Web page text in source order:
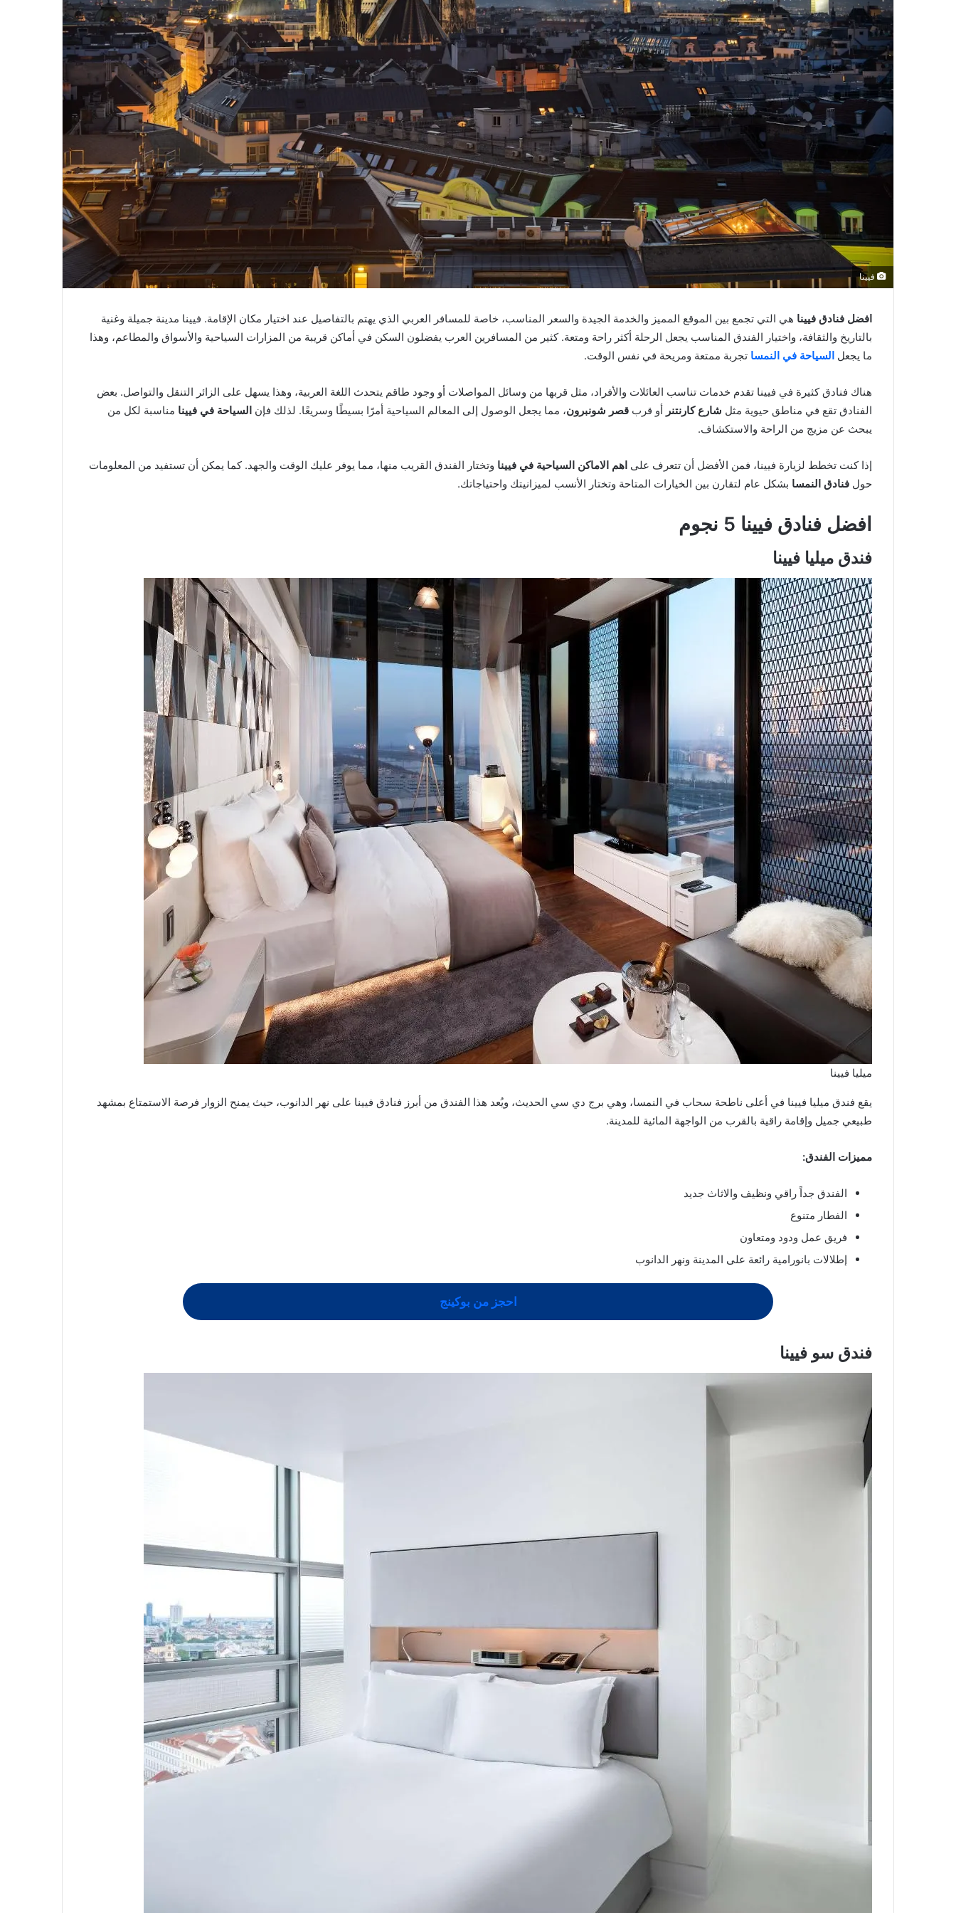
فيينا
افضل فنادق فيينا هي التي تجمع بين الموقع المميز والخدمة الجيدة والسعر المناسب، خاصة للمسافر العربي الذي يهتم بالتفاصيل عند اختيار مكان الإقامة. فيينا مدينة جميلة وغنية
بالتاريخ والثقافة، واختيار الفندق المناسب يجعل الرحلة أكثر راحة ومتعة. كثير من المسافرين العرب يفضلون السكن في أماكن قريبة من المزارات السياحية والأسواق والمطاعم، وهذا
ما يجعل السياحة في النمسا تجربة ممتعة ومريحة في نفس الوقت.
هناك فنادق كثيرة في فيينا تقدم خدمات تناسب العائلات والأفراد، مثل قربها من وسائل المواصلات أو وجود طاقم يتحدث اللغة العربية، وهذا يسهل على الزائر التنقل والتواصل. بعض
الفنادق تقع في مناطق حيوية مثل شارع كارنتنر أو قرب قصر شونبرون، مما يجعل الوصول إلى المعالم السياحية أمرًا بسيطًا وسريعًا. لذلك فإن السياحة في فيينا مناسبة لكل من
يبحث عن مزيج من الراحة والاستكشاف.
إذا كنت تخطط لزيارة فيينا، فمن الأفضل أن تتعرف على اهم الاماكن السياحية في فيينا وتختار الفندق القريب منها، مما يوفر عليك الوقت والجهد. كما يمكن أن تستفيد من المعلومات
حول فنادق النمسا بشكل عام لتقارن بين الخيارات المتاحة وتختار الأنسب لميزانيتك واحتياجاتك.
افضل فنادق فيينا 5 نجوم
فندق ميليا فيينا
ميليا فيينا
يقع فندق ميليا فيينا في أعلى ناطحة سحاب في النمسا، وهي برج دي سي الحديث، ويُعد هذا الفندق من أبرز فنادق فيينا على نهر الدانوب، حيث يمنح الزوار فرصة الاستمتاع بمشهد
طبيعي جميل وإقامة راقية بالقرب من الواجهة المائية للمدينة.
مميزات الفندق:
الفندق جداً راقي ونظيف والاثاث جديد
الفطار متنوع
فريق عمل ودود ومتعاون
إطلالات بانورامية رائعة على المدينة ونهر الدانوب
احجز من بوكينج
فندق سو فيينا